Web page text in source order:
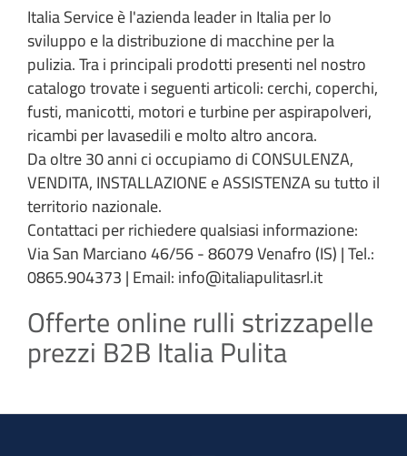
Italia Service è l'azienda leader in Italia per lo
sviluppo e la distribuzione di macchine per la
pulizia. Tra i principali prodotti presenti nel nostro
catalogo trovate i seguenti articoli: cerchi, coperchi,
fusti, manicotti, motori e turbine per aspirapolveri,
ricambi per lavasedili e molto altro ancora.
Da oltre 30 anni ci occupiamo di CONSULENZA,
VENDITA, INSTALLAZIONE e ASSISTENZA su tutto il
territorio nazionale.
Contattaci per richiedere qualsiasi informazione:
Via San Marciano 46/56 - 86079 Venafro (IS) | Tel.:
0865.904373 | Email: info@italiapulitasrl.it
Offerte online rulli strizzapelle
prezzi B2B Italia Pulita